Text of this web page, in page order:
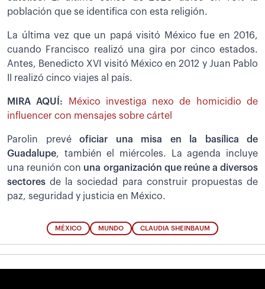
población que se identifica con esta religión.
La última vez que un papá visitó México fue en 2016,
cuando Francisco realizó una gira por cinco estados.
Antes, Benedicto XVI visitó México en 2012 y Juan Pablo
II realizó cinco viajes al país.
MIRA AQUÍ:
México investiga nexo de homicidio de
influencer con mensajes sobre cártel
Parolin prevé oficiar una misa en la basílica de
Guadalupe, también el miércoles. La agenda incluye
una reunión con una organización que reúne a diversos
sectoresde la sociedad para construir propuestas de
paz, seguridad y justicia en México.
MÉXICO MUNDO CLAUDIA SHEINBAUM